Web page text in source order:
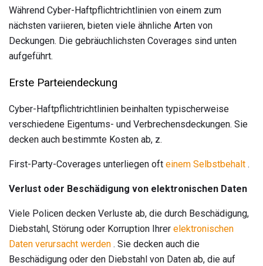
Während Cyber-Haftpflichtrichtlinien von einem zum
nächsten variieren, bieten viele ähnliche Arten von
Deckungen. Die gebräuchlichsten Coverages sind unten
aufgeführt.
Erste Parteiendeckung
Cyber-Haftpflichtrichtlinien beinhalten typischerweise
verschiedene Eigentums- und Verbrechensdeckungen. Sie
decken auch bestimmte Kosten ab, z.
First-Party-Coverages unterliegen oft einem Selbstbehalt .
Verlust oder Beschädigung von elektronischen Daten
Viele Policen decken Verluste ab, die durch Beschädigung,
Diebstahl, Störung oder Korruption Ihrer elektronischen
Daten verursacht werden . Sie decken auch die
Beschädigung oder den Diebstahl von Daten ab, die auf